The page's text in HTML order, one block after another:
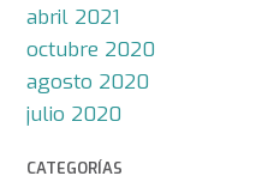
abril 2021
octubre 2020
agosto 2020
julio 2020
CATEGORÍAS